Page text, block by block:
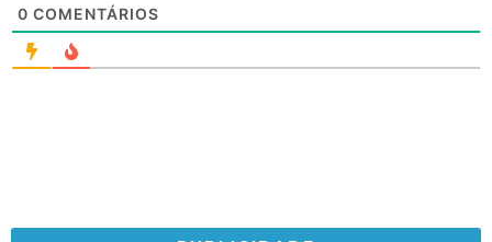
0 COMENTÁRIOS